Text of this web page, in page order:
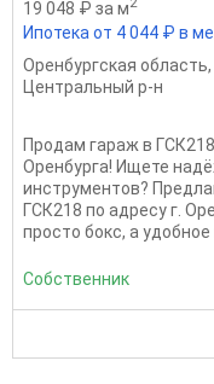
19 048 ₽ за м
Ипотека от 4 044 ₽ в
Оренбургская область,
Центральный р-н
Продам гараж в
Оренбурга! Ищете
инструментов?
ГСК218 по адресу г.
просто бокс, а удобное
Собственник